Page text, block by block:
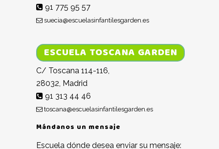
91 775 95 57
suecia@escuelasinfantilesgarden.es
ESCUELA TOSCANA GARDEN
C/ Toscana 114-116,
28032, Madrid
91 313 44 46
toscana@escuelasinfantilesgarden.es
Mándanos un mensaje
Escuela dónde desea enviar su mensaje: